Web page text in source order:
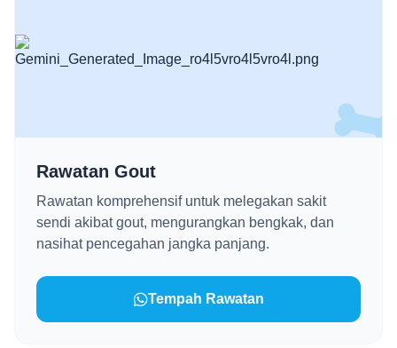
Rawatan Gout
Rawatan komprehensif untuk melegakan sakit
sendi akibat gout, mengurangkan bengkak, dan
nasihat pencegahan jangka panjang.
Tempah Rawatan